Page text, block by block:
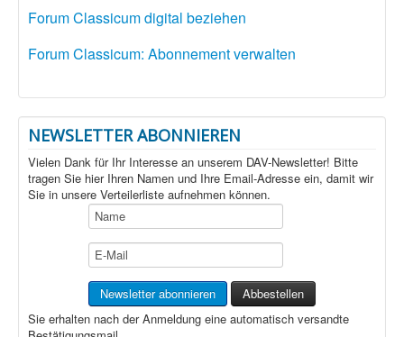
Forum Classicum digital beziehen
Forum Classicum: Abonnement verwalten
NEWSLETTER ABONNIEREN
Vielen Dank für Ihr Interesse an unserem DAV-Newsletter! Bitte
tragen Sie hier Ihren Namen und Ihre Email-Adresse ein, damit wir
Sie in unsere Verteilerliste aufnehmen können.
Sie erhalten nach der Anmeldung eine automatisch versandte